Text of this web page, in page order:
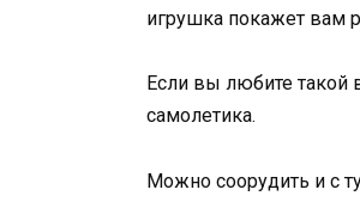
игрушка покажет вам
Если вы любите такой
самолетика.
Можно соорудить и с